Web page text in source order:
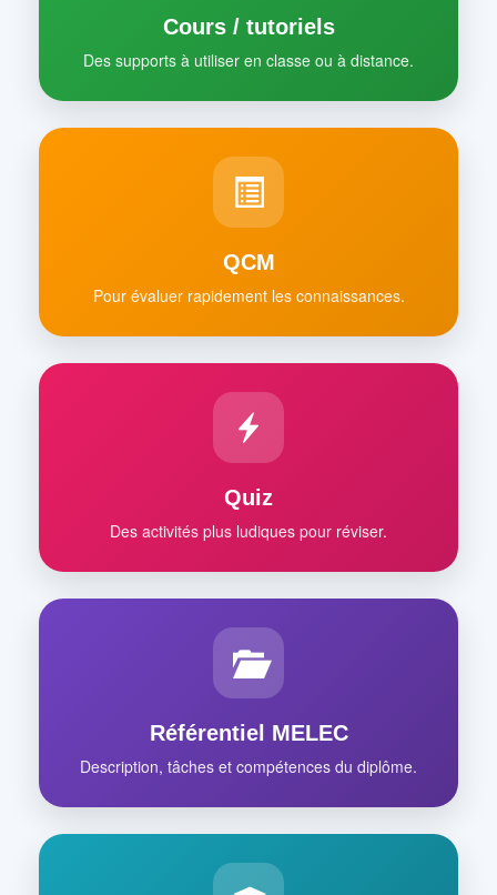
Cours / tutoriels
Des supports à utiliser en classe ou à distance.
QCM
Pour évaluer rapidement les connaissances.
Quiz
Des activités plus ludiques pour réviser.
Référentiel MELEC
Description, tâches et compétences du diplôme.